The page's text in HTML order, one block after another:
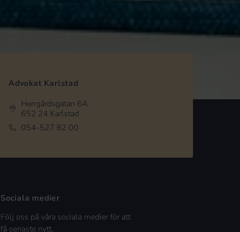
Advokat Karlstad
Herrgårdsgatan 6A
652 24 Karlstad
054-527 82 00
Sociala medier
Följ oss på våra sociala medier för att
få senaste nytt.